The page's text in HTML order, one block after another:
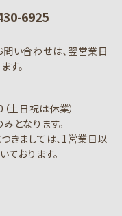
6925
い合わせは、翌営業日
す。
土日祝は休業）
となります。
きましては、1営業日以
ております。